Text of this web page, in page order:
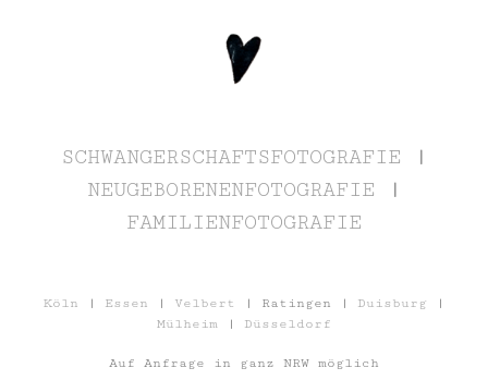
SCHWANGERSCHAFTSFOTOGRAFIE |
NEUGEBORENENFOTOGRAFIE |
FAMILIENFOTOGRAFIE
Köln | Essen | Velbert | Ratingen | Duisburg |
Mülheim | Düsseldorf
Auf Anfrage in ganz NRW möglich